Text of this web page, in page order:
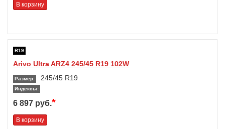
В корзину
R19
Arivo Ultra ARZ4 245/45 R19 102W
Размер: 245/45 R19
Индексы:
6 897 руб.*
В корзину